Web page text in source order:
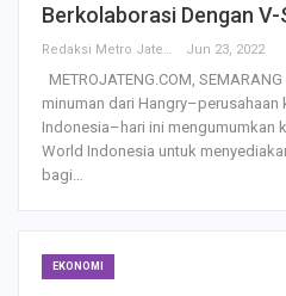
Berkolaborasi Dengan V-
Redaksi Metro Jateng Jun 23, 2022
METROJATENG.COM,
minuman dari Hangry–perusahaan
Indonesia–hari ini mengumumkan
World Indonesia untuk
bagi…
EKONOMI